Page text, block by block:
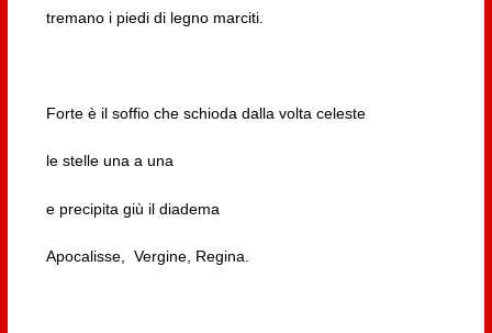
tremano i piedi di legno marciti.
Forte è il soffio che schioda dalla volta celeste
le stelle una a una
e precipita giù il diadema
Apocalisse, Vergine, Regina.